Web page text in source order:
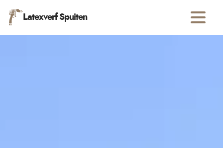
Latexverf Spuiten